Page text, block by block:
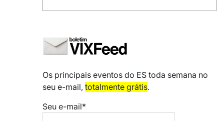
Os principais eventos do ES toda semana no
seu e-mail, totalmente grátis.
Seu e-mail*